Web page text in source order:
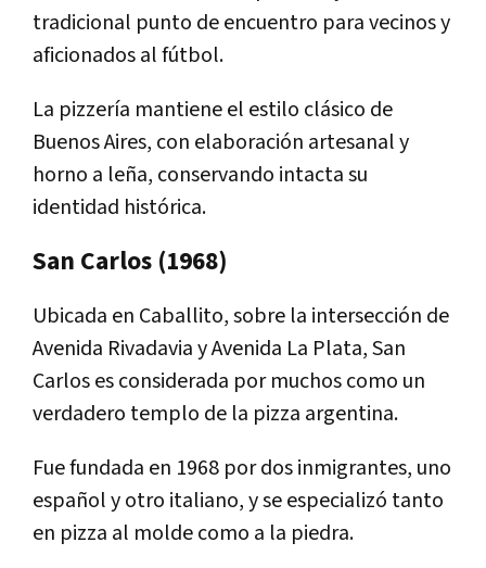
tradicional punto de encuentro para vecinos y
aficionados al fútbol.
La pizzería mantiene el estilo clásico de
Buenos Aires, con elaboración artesanal y
horno a leña, conservando intacta su
identidad histórica.
San Carlos (1968)
Ubicada en Caballito, sobre la intersección de
Avenida Rivadavia y Avenida La Plata, San
Carlos es considerada por muchos como un
verdadero templo de la pizza argentina.
Fue fundada en 1968 por dos inmigrantes, uno
español y otro italiano, y se especializó tanto
en pizza al molde como a la piedra.